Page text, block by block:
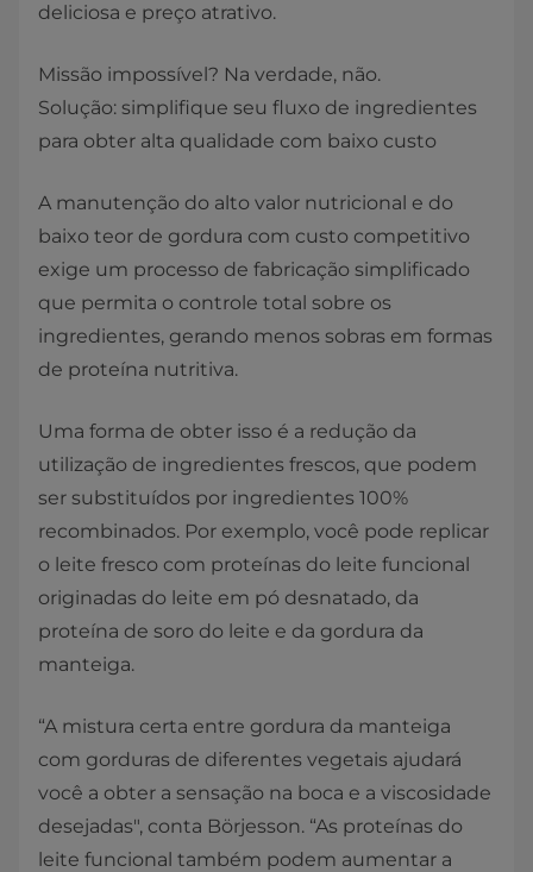
deliciosa e preço atrativo.
Missão impossível? Na verdade, não.
Solução: simplifique seu fluxo de ingredientes
para obter alta qualidade com baixo custo
A manutenção do alto valor nutricional e do
baixo teor de gordura com custo competitivo
exige um processo de fabricação simplificado
que permita o controle total sobre os
ingredientes, gerando menos sobras em formas
de proteína nutritiva.
Uma forma de obter isso é a redução da
utilização de ingredientes frescos, que podem
ser substituídos por ingredientes 100%
recombinados. Por exemplo, você pode replicar
o leite fresco com proteínas do leite funcional
originadas do leite em pó desnatado, da
proteína de soro do leite e da gordura da
manteiga.
“A mistura certa entre gordura da manteiga
com gorduras de diferentes vegetais ajudará
você a obter a sensação na boca e a viscosidade
desejadas", conta Börjesson. “As proteínas do
leite funcional também podem aumentar a